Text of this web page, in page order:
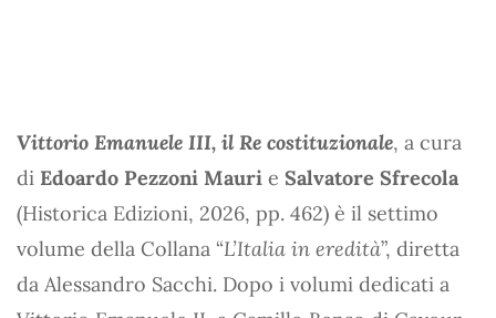
Vittorio Emanuele III, il Re costituzionale, a cura
di Edoardo Pezzoni Mauri e Salvatore Sfrecola
(Historica Edizioni, 2026, pp. 462) è il settimo
volume della Collana “L’Italia in eredità”, diretta
da Alessandro Sacchi. Dopo i volumi dedicati a